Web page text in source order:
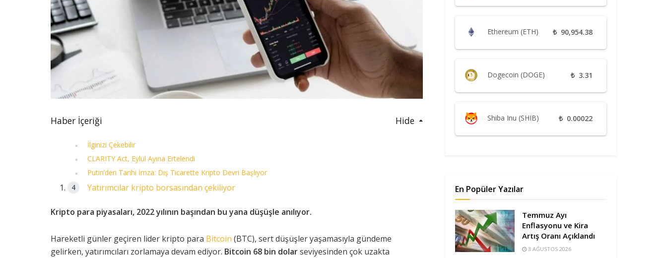
Haber İçeriği Hide
İlginizi Çekebilir
CLARITY Act, Eylül Ayına Ertelendi
Putin’den Tarihi İmza: Dış Ticarette Kripto Devri Başlıyor
Yatırımcılar kripto borsasından çekiliyor
Kripto para piyasaları, 2022 yılının başından bu yana düşüşle anılıyor.
Hareketli günler geçiren lider kripto para Bitcoin (BTC), sert düşüşler yaşamasıyla gündeme
gelirken, yatırımcıları zorlamaya devam ediyor. Bitcoin 68 bin dolarseviyesinden çok uzakta
Ethereum (ETH) ₺ 90,954.38
Dogecoin (DOGE) ₺ 3.31
Shiba Inu (SHIB) ₺ 0.00022
En Popüler Yazılar
Temmuz Ayı
Enflasyonu ve Kira
Artış Oranı Açıklandı
3 AĞUSTOS 2026